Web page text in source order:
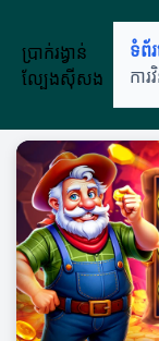
ប្រាក់រង្វាន់
ល្បែងស៊ីសង
ទំព័
កា